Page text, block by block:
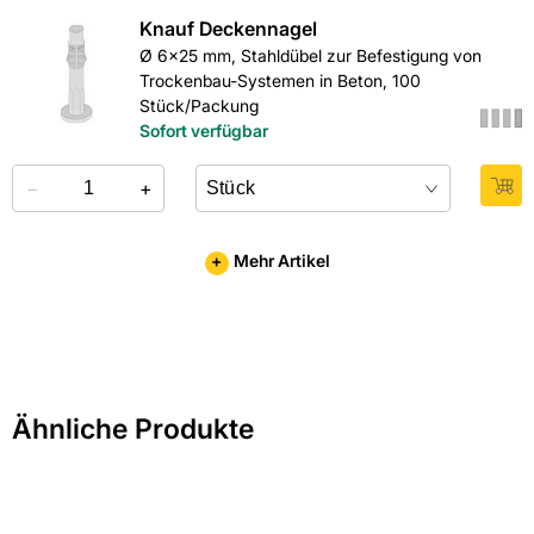
Länge in mm: 2000
Material: Gips
Rohdichte: 800
Stärke: 25
Wärmeleitfähigkeit in W/(mK): 0,23
Knauf Deckennagel
Ø 6x25 mm, Stahldübel zur Befestigung von
Trockenbau-Systemen in Beton, 100
Stück/Packung
Sofort verfügbar
− +
+ Mehr Artikel
Ähnliche Produkte